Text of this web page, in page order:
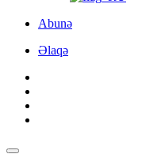
Abunə
Əlaqə